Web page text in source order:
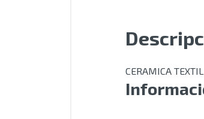
CERAMICA